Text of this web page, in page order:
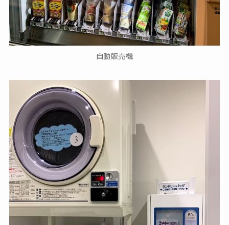
自動販売機